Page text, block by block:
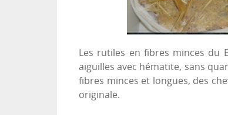
Les rutiles en fibres minces du
aiguilles avec hématite, sans
fibres minces et longues, des
originale.